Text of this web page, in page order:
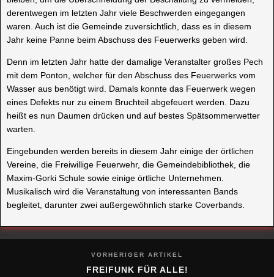
Jahr keine Panne beim Abschuss des Feuerwerks geben wird.
Denn im letzten Jahr hatte der damalige Veranstalter großes Pech
mit dem Ponton, welcher für den Abschuss des Feuerwerks vom
eines Defekts nur zu einem Bruchteil abgefeuert werden. Dazu
heißt es nun Daumen drücken und auf bestes Spätsommerwetter
Eingebunden werden bereits in diesem Jahr einige der örtlichen
Vereine, die Freiwillige Feuerwehr, die Gemeindebibliothek, die
Musikalisch wird die Veranstaltung von interessanten Bands
begleitet, darunter zwei außergewöhnlich starke Coverbands.
NÄCHSTER ARTIKEL
DER NEUE T-CROSS TRAILER „I AM COOL“